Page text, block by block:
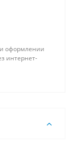
оформлении
интернет-